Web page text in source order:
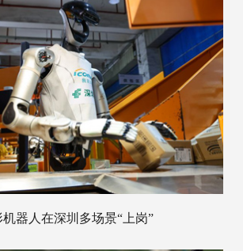
机器人在深圳多场景“上岗”